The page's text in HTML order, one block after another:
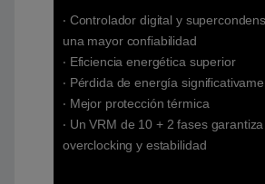
‧ Controlador digital y
una mayor confiabilidad
‧ Eficiencia energética superior
‧ Pérdida de energía
‧ Mejor protección térmica
‧ Un VRM de 10 + 2 fases
overclocking y estabilidad